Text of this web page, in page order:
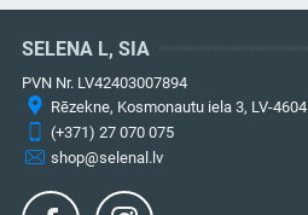
SELENA L, SIA
PVN Nr. LV42403007894
Rēzekne, Kosmonautu iela 3, LV-4604
(+371) 27 070 075
shop@selenal.lv